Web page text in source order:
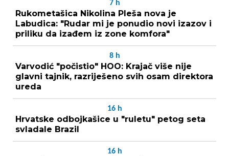
7 h
Rukometašica Nikolina Pleša nova je
Labudica: "Rudar mi je ponudio novi izazov i
priliku da izađem iz zone komfora"
8 h
Varvodić "počistio" HOO: Krajač više nije
glavni tajnik, razriješeno svih osam direktora
ureda
16 h
Hrvatske odbojkašice u "ruletu" petog seta
svladale Brazil
16 h